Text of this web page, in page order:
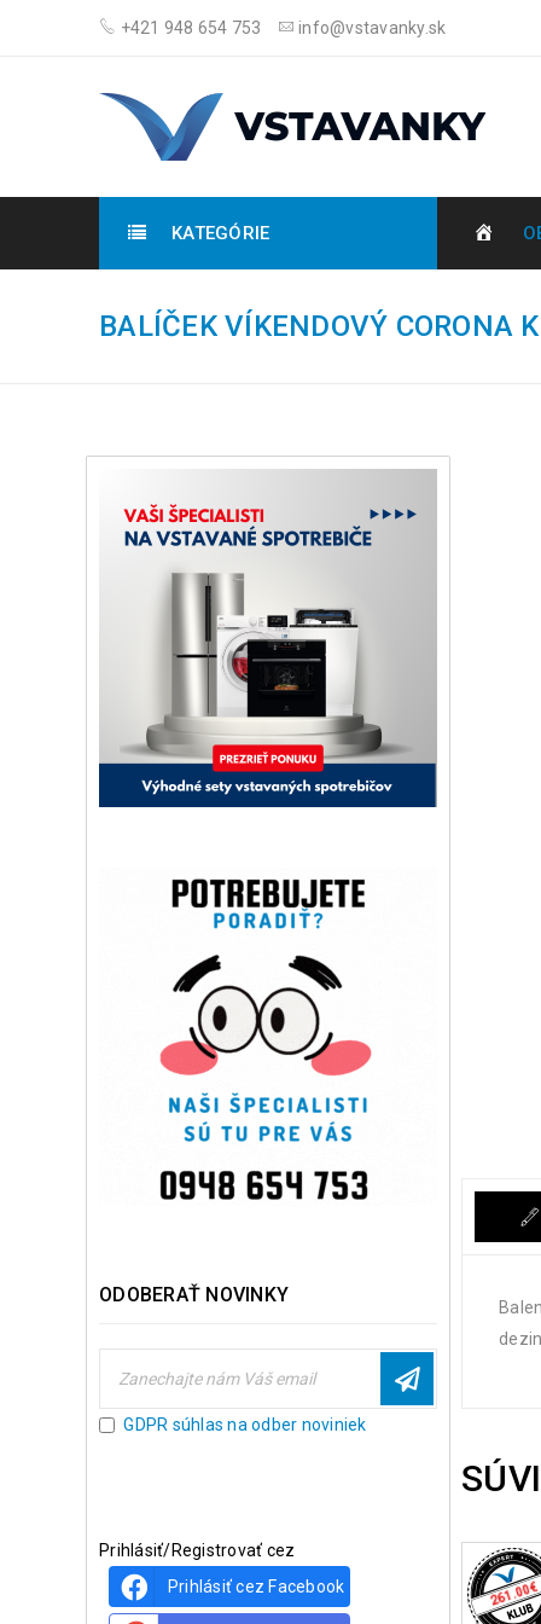
+421 948 654 753 info@vstavanky.sk
KATEGÓRIE
BALÍČEK VÍKENDOVÝ CORONA
ODOBERAŤ NOVINKY
GDPR súhlas na odber noviniek
Prihlásiť/Registrovať cez
Prihlásiť cez Facebook
261.00€